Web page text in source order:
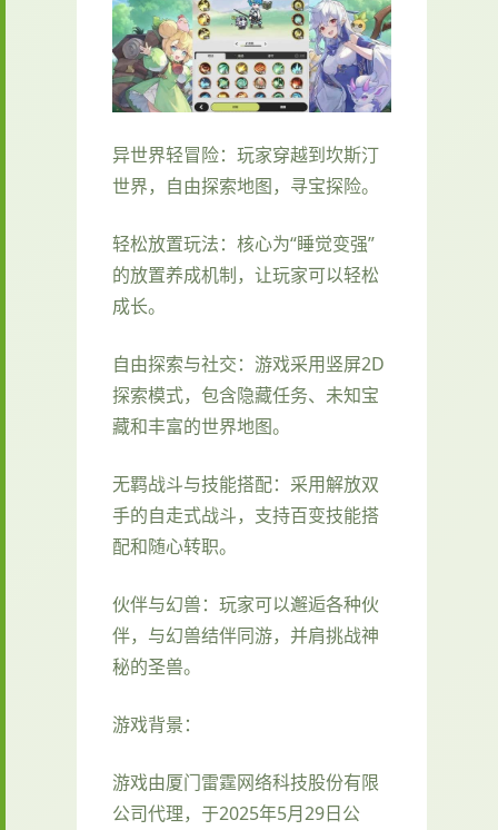
异世界轻冒险：玩家穿越到坎斯汀
世界，自由探索地图，寻宝探险。
轻松放置玩法：核心为“睡觉变强”
的放置养成机制，让玩家可以轻松
成长。
自由探索与社交：游戏采用竖屏2D
探索模式，包含隐藏任务、未知宝
藏和丰富的世界地图。
无羁战斗与技能搭配：采用解放双
手的自走式战斗，支持百变技能搭
配和随心转职。
伙伴与幻兽：玩家可以邂逅各种伙
伴，与幻兽结伴同游，并肩挑战神
秘的圣兽。
游戏背景：
游戏由厦门雷霆网络科技股份有限
公司代理，于2025年5月29日公